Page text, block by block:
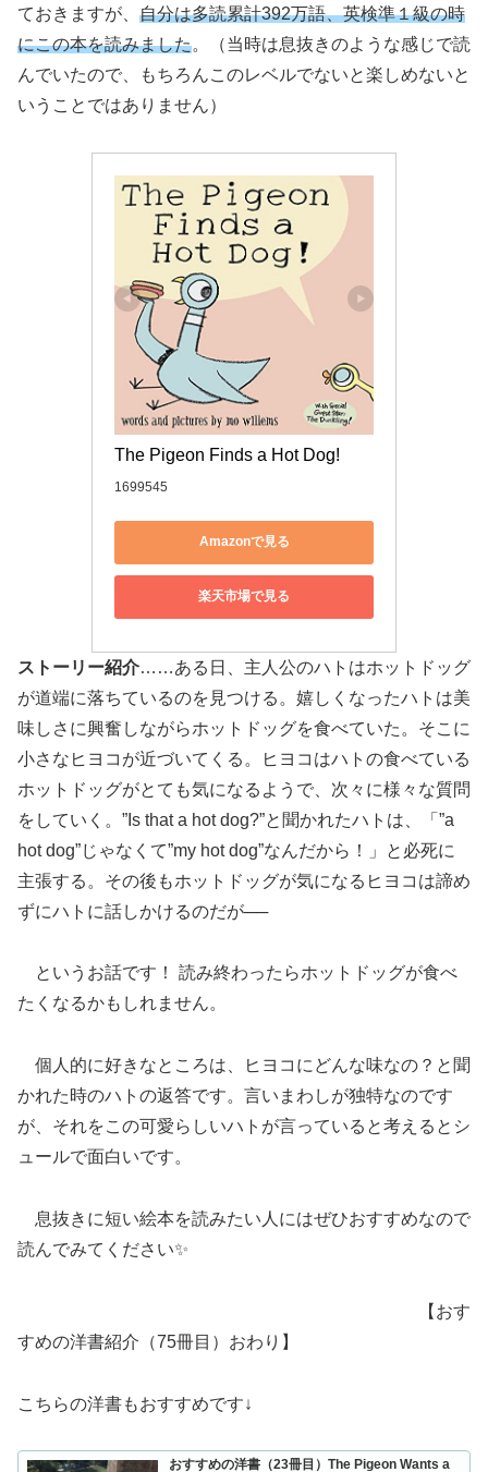
ておきますが、 自分は多読累計392万語、英検準１級の時
にこの本を読みました。（当時は息抜きのような感じで読
んでいたので、もちろんこのレベルでないと楽しめないと
いうことではありません）
The Pigeon Finds a Hot Dog!
1699545
Amazonで見る
楽天市場で見る
ストーリー紹介……ある日、主人公のハトはホットドッグ
が道端に落ちているのを見つける。嬉しくなったハトは美
味しさに興奮しながらホットドッグを食べていた。そこに
小さなヒヨコが近づいてくる。ヒヨコはハトの食べている
ホットドッグがとても気になるようで、次々に様々な質問
をしていく。”Is that a hot dog?”と聞かれたハトは、「”a
hot dog”じゃなくて”my hot dog”なんだから！」と必死に
主張する。その後もホットドッグが気になるヒヨコは諦め
ずにハトに話しかけるのだが──
というお話です！ 読み終わったらホットドッグが食べ
たくなるかもしれません。
個人的に好きなところは、ヒヨコにどんな味なの？と聞
かれた時のハトの返答です。言いまわしが独特なのです
が、それをこの可愛らしいハトが言っていると考えるとシ
ュールで面白いです。
息抜きに短い絵本を読みたい人にはぜひおすすめなので
読んでみてください✨
【おす
すめの洋書紹介（75冊目）おわり】
こちらの洋書もおすすめです↓
おすすめの洋書（23冊目）The Pigeon Wants a